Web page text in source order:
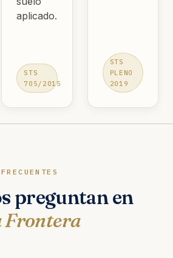
aplicado.
STS
705/2015
STS
PLENO
2019
preguntan en
Frontera